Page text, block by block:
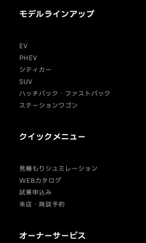
モデルラインアップ
EV
PHEV
シティカー
SUV
ハッチバック・ファストバック
ステーションワゴン
クイックメニュー
見積もりシュミレーション
WEBカタログ
試乗申込み
来店・商談予約
オーナーサービス